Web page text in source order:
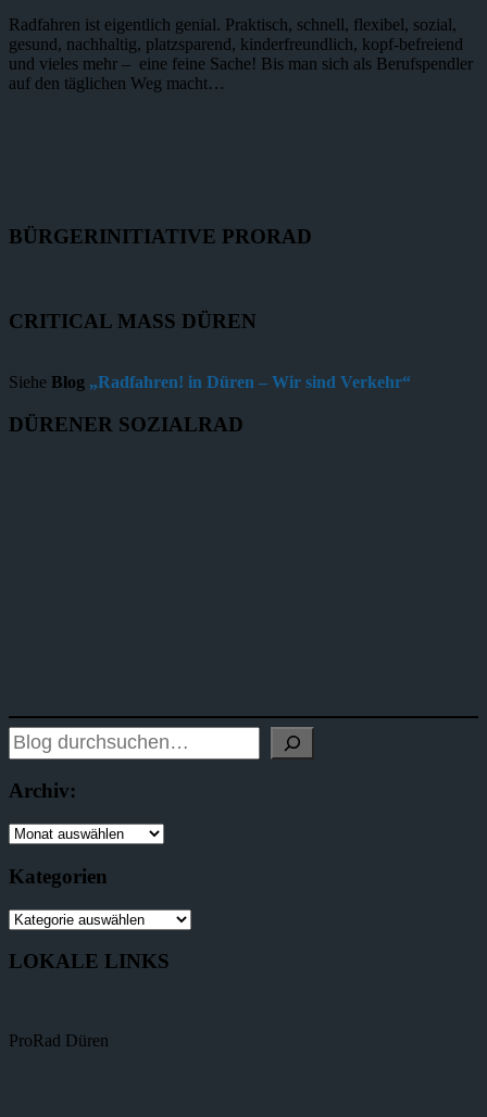
Radfahren ist eigentlich genial. Praktisch, schnell, flexibel, sozial,
gesund, nachhaltig, platzsparend, kinderfreundlich, kopf-befreiend
und vieles mehr – eine feine Sache! Bis man sich als Berufspendler
auf den täglichen Weg macht…
BÜRGERINITIATIVE PRORAD
CRITICAL MASS DÜREN
Siehe Blog „Radfahren! in Düren – Wir sind Verkehr“
DÜRENER SOZIALRAD
Archiv:
Kategorien
LOKALE LINKS
ProRad Düren